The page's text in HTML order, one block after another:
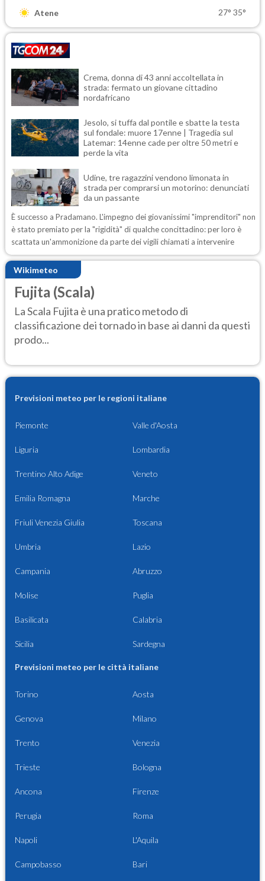
Atene 27° 35°
Crema, donna di 43 anni accoltellata in
strada: fermato un giovane cittadino
nordafricano
Jesolo, si tuffa dal pontile e sbatte la testa
sul fondale: muore 17enne | Tragedia sul
Latemar: 14enne cade per oltre 50 metri e
perde la vita
Udine, tre ragazzini vendono limonata in
strada per comprarsi un motorino: denunciati
da un passante
È successo a Pradamano. L'impegno dei giovanissimi "imprenditori" non
è stato premiato per la "rigidità" di qualche concittadino: per loro è
scattata un'ammonizione da parte dei vigili chiamati a intervenire
Wikimeteo
Fujita (Scala)
La Scala Fujita è una pratico metodo di
classificazione dei tornado in base ai danni da questi
prodo...
Previsioni meteo per le regioni italiane
Piemonte Valle d'Aosta
Liguria Lombardia
Trentino Alto Adige Veneto
Emilia Romagna Marche
Friuli Venezia Giulia Toscana
Umbria Lazio
Campania Abruzzo
Molise Puglia
Basilicata Calabria
Sicilia Sardegna
Previsioni meteo per le città italiane
Torino Aosta
Genova Milano
Trento Venezia
Trieste Bologna
Ancona Firenze
Perugia Roma
Napoli L'Aquila
Campobasso Bari